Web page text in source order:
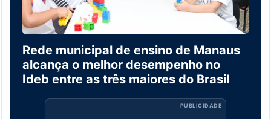
Rede municipal de ensino de Manaus
alcança o melhor desempenho no
Ideb entre as três maiores do Brasil
PUBLICIDADE